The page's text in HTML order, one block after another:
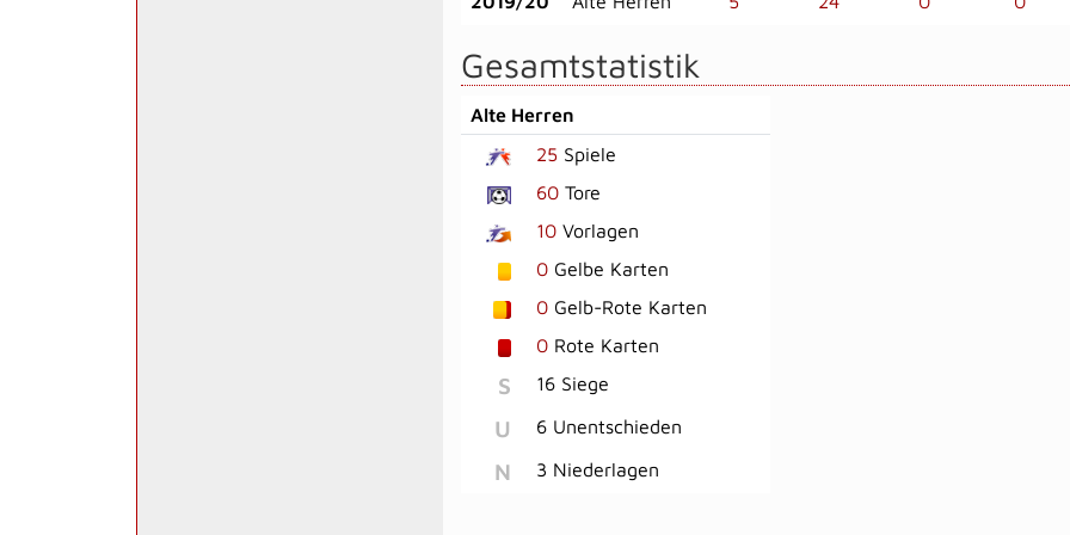
Gesamtstatistik
Alte Herren
25 Spiele
60 Tore
10 Vorlagen
0 Gelbe Karten
0 Gelb-Rote Karten
0 Rote Karten
S 16 Siege
U 6 Unentschieden
N 3 Niederlagen